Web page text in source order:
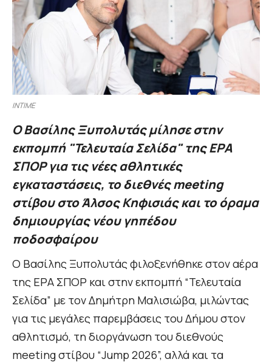
INTIME
Ο Βασίλης Ξυπολυτάς μίλησε στην
εκπομπή "Τελευταία Σελίδα" της ΕΡΑ
ΣΠΟΡ για τις νέες αθλητικές
εγκαταστάσεις, το διεθνές meeting
στίβου στο Άλσος Κηφισιάς και το όραμα
δημιουργίας νέου γηπέδου
ποδοσφαίρου
Ο Βασίλης Ξυπολυτάς φιλοξενήθηκε στον αέρα
της ΕΡΑ ΣΠΟΡ και στην εκπομπή “Τελευταία
Σελίδα” με τον Δημήτρη Μαλισιώβα, μιλώντας
για τις μεγάλες παρεμβάσεις του Δήμου στον
αθλητισμό, τη διοργάνωση του διεθνούς
meeting στίβου “Jump 2026”, αλλά και τα